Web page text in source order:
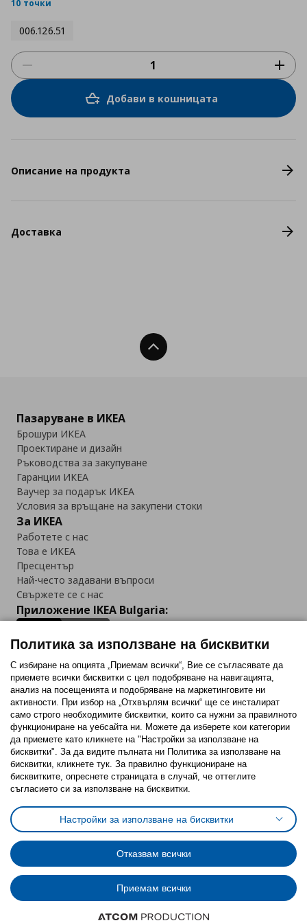
10 точки
006.126.51
Добави в кошницата
Описание на продукта
Доставка
Нагоре
Пазаруване в ИКЕА
Брошури ИКЕА
Проектиране и дизайн
Ръководства за закупуване
Гаранции ИКЕА
Ваучер за подарък ИКЕА
Условия за връщане на закупени стоки
За ИКЕА
Работете с нас
Това е ИКЕА
Пресцентър
Най-често задавани въпроси
Свържете се с нас
Приложение IKEA Bulgaria:
Последвайте ни:
FacebookTwitterYoutubePinterestInstagram
Политика за използване на бисквитки (Cookies)
Избор на настройки за използване на бисквитки
Условия за ползване на ikea.bgОбща политика за личните данни
Политика за защита на личните данни на ikea.bg
Общи условия на програма IKEA Family
Политика за защита на лични данни на програма IKEA Family
© Inter-IKEA Systems B.V. 1999 - 2025
Политика за използване на бисквитки
С избиране на опцията „Приемам всички“, Вие се съгласявате да
приемете всички бисквитки с цел подобряване на навигацията,
анализ на посещенията и подобряване на маркетинговите ни
активности. При избор на „Отхвърлям всички“ ще се инсталират
само строго необходимитe бисквитки, които са нужни за правилното
функциониране на уебсайта ни. Можете да изберете кои категории
да приемете като кликнете на "Настройки за използване на
бисквитки". За да видите пълната ни Политика за използване на
бисквитки, кликнете тук. За правилно функциониране на
бисквитките, опреснете страницата в случай, че оттеглите
съгласието си за използване на бисквитки.
Настройки за използване на бисквитки
Отказвам всички
Приемам всички